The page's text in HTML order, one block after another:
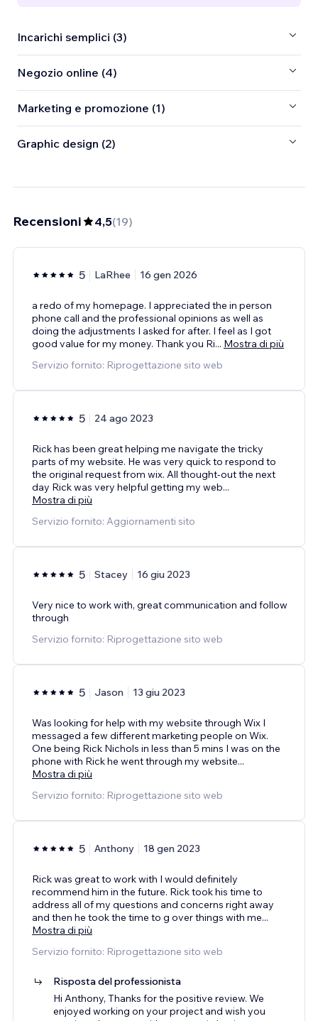
Incarichi semplici (3)
Negozio online (4)
Marketing e promozione (1)
Graphic design (2)
Recensioni 4,5(19)
5 LaRhee 16 gen 2026
a redo of my homepage. I appreciated the in person
phone call and the professional opinions as well as
doing the adjustments I asked for after. I feel as I got
good value for my money. Thank you Ri... Mostra di più
Servizio fornito: Riprogettazione sito web
5 24 ago 2023
Rick has been great helping me navigate the tricky
parts of my website. He was very quick to respond to
the original request from wix. All thought-out the next
day Rick was very helpful getting my web...
Mostra di più
Servizio fornito: Aggiornamenti sito
5 Stacey 16 giu 2023
Very nice to work with, great communication and follow
through
Servizio fornito: Riprogettazione sito web
5 Jason 13 giu 2023
Was looking for help with my website through Wix I
messaged a few different marketing people on Wix.
One being Rick Nichols in less than 5 mins I was on the
phone with Rick he went through my website...
Mostra di più
Servizio fornito: Riprogettazione sito web
5 Anthony 18 gen 2023
Rick was great to work with I would definitely
recommend him in the future. Rick took his time to
address all of my questions and concerns right away
and then he took the time to g over things with me...
Mostra di più
Servizio fornito: Riprogettazione sito web
Risposta del professionista
Hi Anthony, Thanks for the positive review. We
enjoyed working on your project and wish you